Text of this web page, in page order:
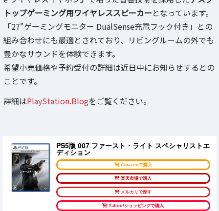
トップゲーミング用ワイヤレススピーカーとなっています。
「27"ゲーミングモニター DualSense充電フック付き」との
組み合わせにも最適とされており、リビングルームの外でも
豊かなサウンドを体験できます。
希望小売価格や予約受付の詳細は近日中にお知らせするとの
ことです。
詳細はPlayStation.Blogをご覧ください。
PS5版 007 ファースト・ライト スペシャリストエ
ディション
Amazonで購入
楽天市場で購入
メルカリで探す
Yahoo!ショッピングで購入